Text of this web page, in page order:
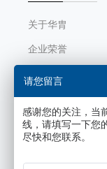
静态电流
最大VCNTL
最大充电电流
待机功耗
关于华胄
企业荣誉
发展历程
组织架构
企业文化
请您留言
感谢您的关注，当
线，请填写一下您
尽快和您联系。